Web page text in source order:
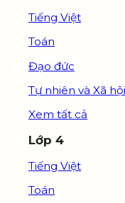
Tiếng Việt
Toán
Đạo đức
Tự nhiên và Xã hội
Xem tất cả
Lớp 4
Tiếng Việt
Toán